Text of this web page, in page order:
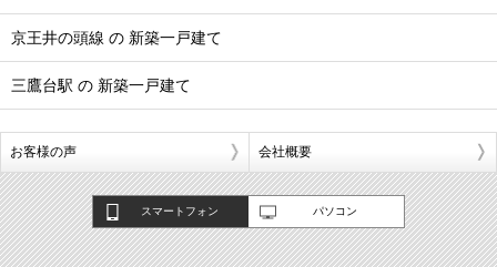
京王井の頭線 の 新築一戸建て
三鷹台駅 の 新築一戸建て
お客様の声 会社概要
スマートフォン パソコン